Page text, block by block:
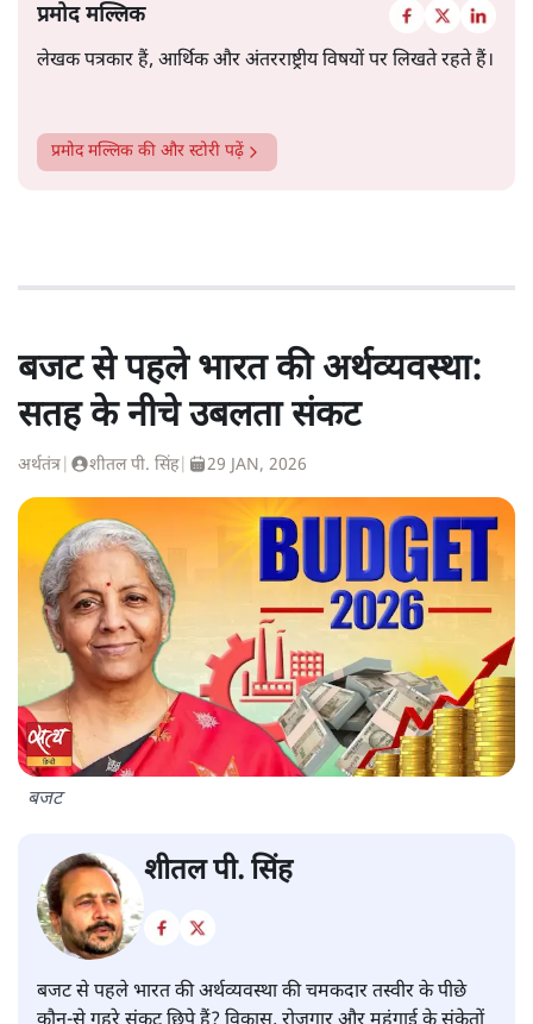
प्रमोद मल्लिक
लेखक पत्रकार हैं, आर्थिक और अंतरराष्ट्रीय विषयों पर लिखते रहते हैं।
प्रमोद मल्लिक की और स्टोरी पढ़ें
बजट से पहले भारत की अर्थव्यवस्था:
सतह के नीचे उबलता संकट
अर्थतंत्र शीतल पी. सिंह| 29 JAN, 2026
बजट
शीतल पी. सिंह
बजट से पहले भारत की अर्थव्यवस्था की चमकदार तस्वीर के पीछे